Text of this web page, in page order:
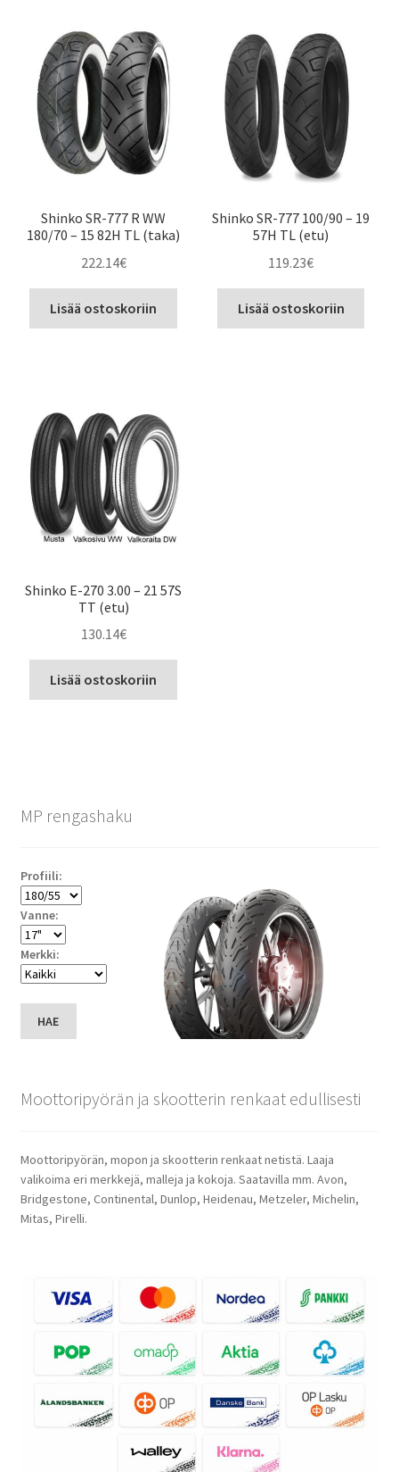
Shinko SR-777 R WW
180/70 – 15 82H TL (taka)
222.14€
Lisää ostoskoriin
Shinko SR-777 100/90 – 19
57H TL (etu)
119.23€
Lisää ostoskoriin
Shinko E-270 3.00 – 21 57S
TT (etu)
130.14€
Lisää ostoskoriin
MP rengashaku
Profiili:
Vanne:
Merkki:
HAE
Moottoripyörän ja skootterin renkaat edullisesti
Moottoripyörän, mopon ja skootterin renkaat netistä. Laaja
valikoima eri merkkejä, malleja ja kokoja. Saatavilla mm. Avon,
Bridgestone, Continental, Dunlop, Heidenau, Metzeler, Michelin,
Mitas, Pirelli.